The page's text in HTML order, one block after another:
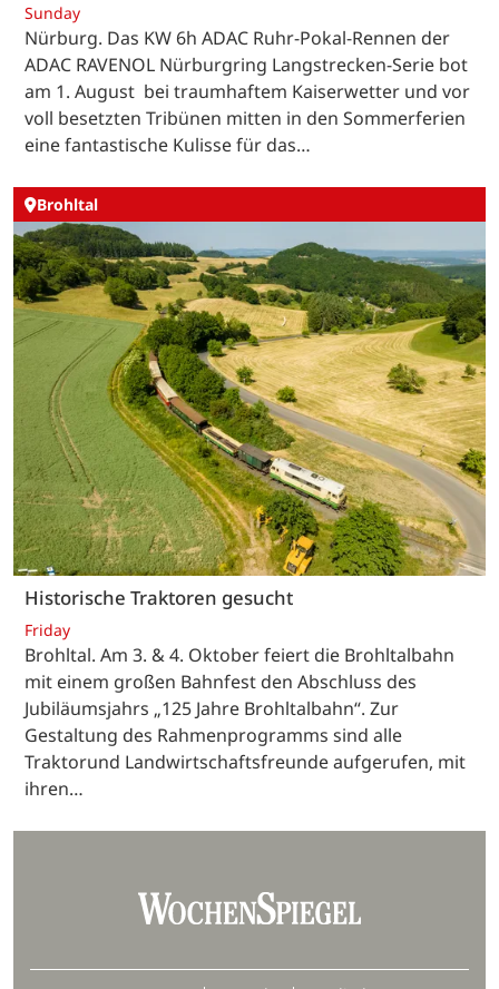
Sunday
Nürburg. Das KW 6h ADAC Ruhr-Pokal-Rennen der
ADAC RAVENOL Nürburgring Langstrecken-Serie bot
am 1. August bei traumhaftem Kaiserwetter und vor
voll besetzten Tribünen mitten in den Sommerferien
eine fantastische Kulisse für das…
Brohltal
Historische Traktoren gesucht
Friday
Brohltal. Am 3. & 4. Oktober feiert die Brohltalbahn
mit einem großen Bahnfest den Abschluss des
Jubiläumsjahrs „125 Jahre Brohltalbahn“. Zur
Gestaltung des Rahmenprogramms sind alle
Traktorund Landwirtschaftsfreunde aufgerufen, mit
ihren…